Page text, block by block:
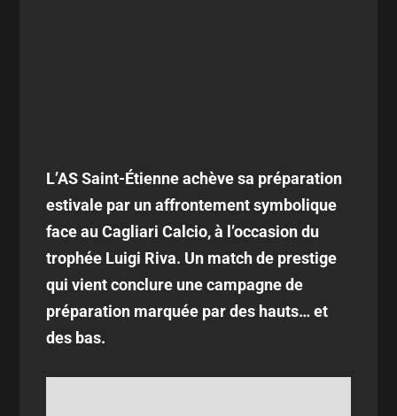
L’AS Saint-Étienne achève sa préparation
estivale par un affrontement symbolique
face au Cagliari Calcio, à l’occasion du
trophée Luigi Riva. Un match de prestige
qui vient conclure une campagne de
préparation marquée par des hauts… et
des bas.